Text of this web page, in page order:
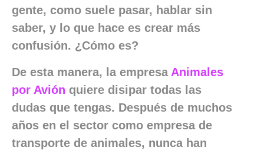
gente, como suele pasar, hablar sin
saber, y lo que hace es crear más
confusión. ¿Cómo es?
De esta manera, la empresa Animales
por Avión quiere disipar todas las
dudas que tengas. Después de muchos
años en el sector como empresa de
transporte de animales, nunca han